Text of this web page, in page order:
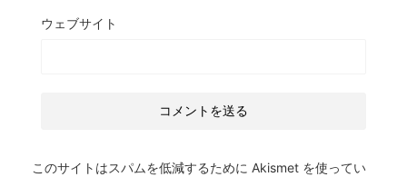
ウェブサイト
このサイトはスパムを低減するために Akismet を使ってい